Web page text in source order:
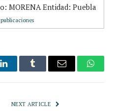
MORENA Entidad: Puebla
LinkedInTumblr Email
NEXT ARTICLE